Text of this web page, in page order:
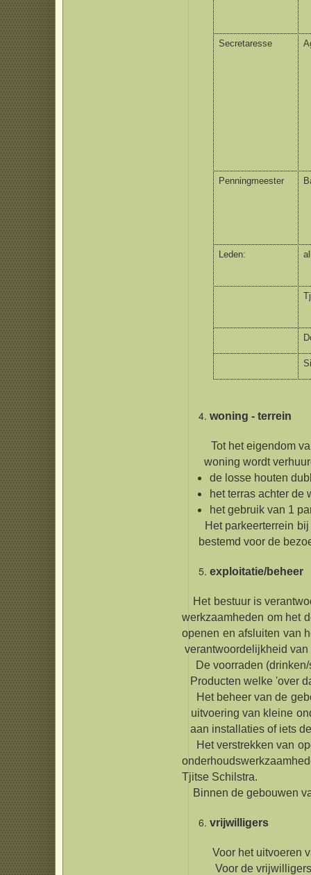
Secretaresse
Penningmeester
Leden:
woning - terrein
Tot het eigendom
woning wordt
de losse houten
het terras achter de
het gebruik van 1
Het parkeerterrein bij
bestemd voor de
exploitatie/beheer
Het bestuur is
werkzaamheden om
openen en afsluiten
verantwoordelijkheid van
De voorraden (drinken/
Producten welke 'over
Het beheer van de
uitvoering van kleine
aan installaties of iets
Het verstrekken
Tjitse Schilstra.
Binnen de gebouwen
vrijwilligers
Voor het uitvoeren van
Voor de